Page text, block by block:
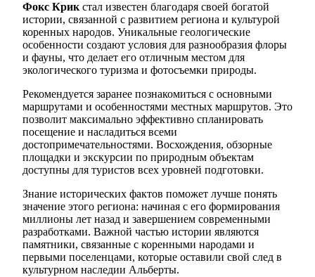
Фокс Крик стал известен благодаря своей богатой
истории, связанной с развитием региона и культурой
коренных народов. Уникальные геологические
особенности создают условия для разнообразия флоры
и фауны, что делает его отличным местом для
экологического туризма и фотосъемки природы.
Рекомендуется заранее познакомиться с основными
маршрутами и особенностями местных маршрутов. Это
позволит максимально эффективно спланировать
посещение и насладиться всеми
достопримечательностями. Восхождения, обзорные
площадки и экскурсии по природным объектам
доступны для туристов всех уровней подготовки.
Знание исторических фактов поможет лучше понять
значение этого региона: начиная с его формирования
миллионы лет назад и завершением современными
разработками. Важной частью истории являются
памятники, связанные с коренными народами и
первыми поселенцами, которые оставили свой след в
культурном наследии Альберты.